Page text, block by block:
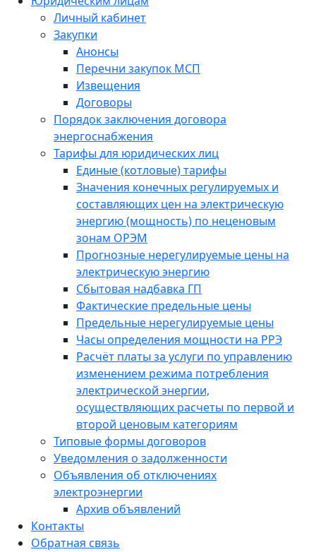
Личный кабинет
Закупки
Анонсы
Перечни закупок МСП
Извещения
Договоры
Порядок заключения договора
энергоснабжения
Тарифы для юридических лиц
Единые (котловые) тарифы
Значения конечных регулируемых и
составляющих цен на электрическую
энергию (мощность) по неценовым
зонам ОРЭМ
Прогнозные нерегулируемые цены на
электрическую энергию
Сбытовая надбавка ГП
Фактические предельные цены
Предельные нерегулируемые цены
Часы определения мощности на РРЭ
Расчёт платы за услуги по управлению
изменением режима потребления
электрической энергии,
осуществляющих расчеты по первой и
второй ценовым категориям
Типовые формы договоров
Уведомления о задолженности
Объявления об отключениях
электроэнергии
Архив объявлений
Контакты
Обратная связь